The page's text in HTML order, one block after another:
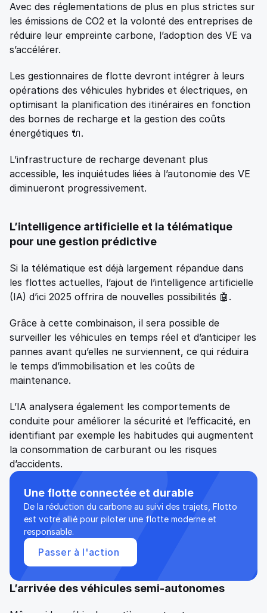
Avec des réglementations de plus en plus strictes sur
les émissions de CO2 et la volonté des entreprises de
réduire leur empreinte carbone, l’adoption des VE va
s’accélérer.
Les gestionnaires de flotte devront intégrer à leurs
opérations des véhicules hybrides et électriques, en
optimisant la planification des itinéraires en fonction
des bornes de recharge et la gestion des coûts
énergétiques 🔌.
L’infrastructure de recharge devenant plus
accessible, les inquiétudes liées à l’autonomie des VE
diminueront progressivement.
L’intelligence artificielle et la télématique
pour une gestion prédictive
Si la télématique est déjà largement répandue dans
les flottes actuelles, l’ajout de l’intelligence artificielle
(IA) d’ici 2025 offrira de nouvelles possibilités 🤖.
Grâce à cette combinaison, il sera possible de
surveiller les véhicules en temps réel et d’anticiper les
pannes avant qu’elles ne surviennent, ce qui réduira
le temps d’immobilisation et les coûts de
maintenance.
L’IA analysera également les comportements de
conduite pour améliorer la sécurité et l’efficacité, en
identifiant par exemple les habitudes qui augmentent
la consommation de carburant ou les risques
d’accidents.
Une flotte connectée et durable
De la réduction du carbone au suivi des trajets, Flotto
est votre allié pour piloter une flotte moderne et
responsable.
Passer à l'action
L’arrivée des véhicules semi-autonomes